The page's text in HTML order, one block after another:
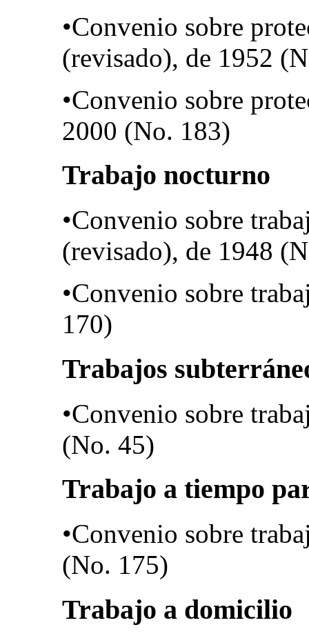
•Convenio sobre
(revisado), de 1952
•Convenio sobre
2000 (No. 183)
Trabajo nocturno
•Convenio sobre
(revisado), de 1948
•Convenio sobre
170)
Trabajos
•Convenio sobre
(No. 45)
Trabajo a tiempo
•Convenio sobre
(No. 175)
Trabajo a domicilio